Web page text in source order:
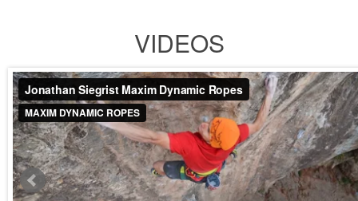
VIDEOS